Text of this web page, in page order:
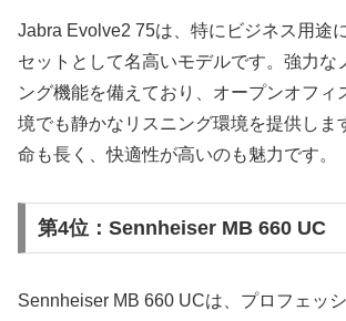
Jabra Evolve2 75は、特にビジネス用途
セットとして名高いモデルです。強力な
ング機能を備えており、オープンオフィ
境でも静かなリスニング環境を提供しま
命も長く、快適性が高いのも魅力です。
第4位：Sennheiser MB 660 UC
Sennheiser MB 660 UCは、プロフェッ